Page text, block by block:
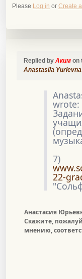
Please Log in or Create
Replied by Аким on
Anastasiia
wrote:
7)
22-
Анастасия
Скажите,
мнению,